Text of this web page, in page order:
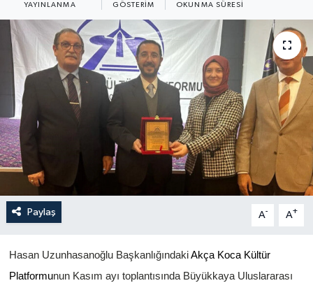
YAYINLANMA GÖSTERIM OKUNMA SÜRESI
Paylaş A- A+
Hasan Uzunhasanoğlu BaşkanlığındakiAkça Koca Kültür
Platformunun Kasım ayı toplantısında Büyükkaya Uluslararası
Yönetim Kurulu
Yüksek İstişare Kurulu
Sanat